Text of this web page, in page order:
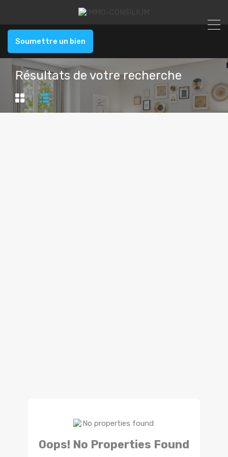
Soumettre un bien
Résultats de votre recherche
Oops! No Properties Found